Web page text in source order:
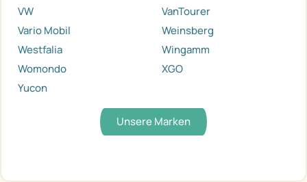
VW
VanTourer
Vario Mobil
Weinsberg
Westfalia
Wingamm
Womondo
XGO
Yucon
Unsere Marken